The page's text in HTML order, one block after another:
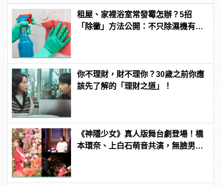
租屋、家裡浴室常發霉怎辦？5招
「除黴」方法公開：不只除濕機有
你不理財，財不理你？30歲之前你應
該先了解的「理財之道」！
《神隱少女》真人版舞台劇登場！橋
本環奈、上白石萌音共演，無臉男、